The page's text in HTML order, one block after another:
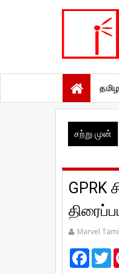
சற்று முன்
GPRK
Marvel
F
a
T
w